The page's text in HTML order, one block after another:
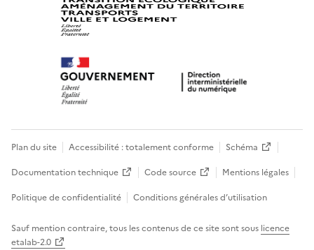
Plan du site Accessibilité : totalement conforme
Schéma
Documentation technique
Code source
Mentions légales
Politique de confidentialité
Conditions générales d’utilisation
Sauf mention contraire, tous les contenus de ce site sont sous licence
etalab-2.0